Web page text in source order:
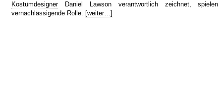
KostümdesignerDaniel Lawson verantwortlich zeichnet,
vernachlässigende Rolle. [weiter…]